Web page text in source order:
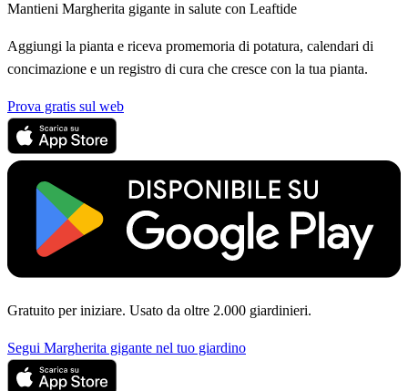
Mantieni Margherita gigante in salute con Leaftide
Aggiungi la pianta e riceva promemoria di potatura, calendari di
concimazione e un registro di cura che cresce con la tua pianta.
Prova gratis sul web
Gratuito per iniziare. Usato da oltre 2.000 giardinieri.
Segui Margherita gigante nel tuo giardino